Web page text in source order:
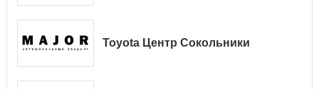
Toyota Центр Сокольники